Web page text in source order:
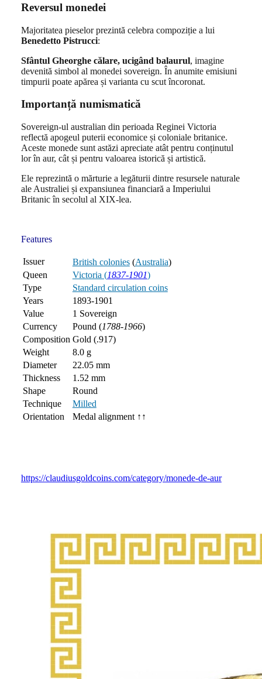
Reversul monedei
Majoritatea pieselor prezintă celebra compoziție a lui
Benedetto Pistrucci:
Sfântul Gheorghe călare, ucigând balaurul, imagine
devenită simbol al monedei sovereign. În anumite emisiuni
timpurii poate apărea și varianta cu scut încoronat.
Importanță numismatică
Sovereign-ul australian din perioada Reginei Victoria
reflectă apogeul puterii economice și coloniale britanice.
Aceste monede sunt astăzi apreciate atât pentru conținutul
lor în aur, cât și pentru valoarea istorică și artistică.
Ele reprezintă o mărturie a legăturii dintre resursele naturale
ale Australiei și expansiunea financiară a Imperiului
Britanic în secolul al XIX-lea.
Features
Issuer British colonies(Australia)
Queen
Victoria (1837-1901)
Type
Standard circulation coins
Years
1893-1901
Value
1 Sovereign
Currency
Pound (1788-1966)
Composition Gold (.917)
Weight
8.0 g
Diameter
22.05 mm
Thickness
1.52 mm
Shape
Round
Technique
Milled
Orientation
Medal alignment ↑↑
https://claudiusgoldcoins.com/category/monede-de-aur